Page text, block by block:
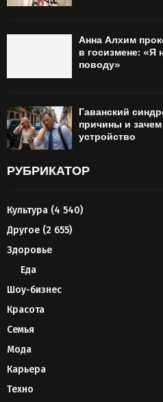
Анна Алхим
в госизмене: «Я
поводу»
Гаванский
причины и зачем
устройство
РУБРИКАТОР
Культура (4 540)
Другое (2 655)
Здоровье
Еда
Шоу-бизнес
Красота
Семья
Мода
Карьера
Техно